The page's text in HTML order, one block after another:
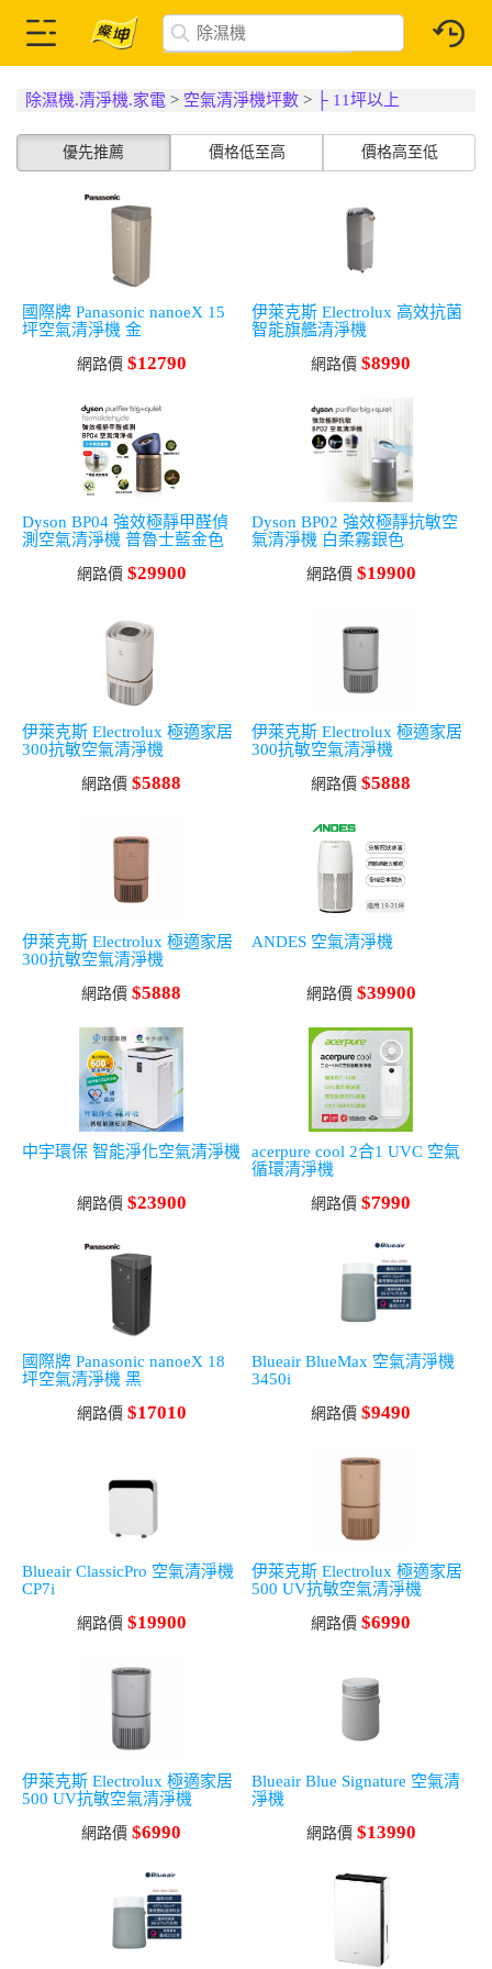
除濕機.清淨機.家電 > 空氣清淨機坪數 > ├ 11坪以上
優先推薦 價格低至高 價格高至低
國際牌 Panasonic nanoeX 15
坪空氣清淨機 金
網路價 $12790
伊萊克斯 Electrolux 高效抗菌
智能旗艦清淨機
網路價 $8990
Dyson BP04 強效極靜甲醛偵
測空氣清淨機 普魯士藍金色
網路價 $29900
Dyson BP02 強效極靜抗敏空
氣清淨機 白柔霧銀色
網路價 $19900
伊萊克斯 Electrolux 極適家居
300抗敏空氣清淨機
網路價 $5888
伊萊克斯 Electrolux 極適家居
300抗敏空氣清淨機
網路價 $5888
伊萊克斯 Electrolux 極適家居
300抗敏空氣清淨機
網路價 $5888
ANDES 空氣清淨機
網路價 $39900
中宇環保 智能淨化空氣清淨機
網路價 $23900
acerpure cool 2合1 UVC 空氣
循環清淨機
網路價 $7990
國際牌 Panasonic nanoeX 18
坪空氣清淨機 黑
網路價 $17010
Blueair BlueMax 空氣清淨機
3450i
網路價 $9490
Blueair ClassicPro 空氣清淨機
CP7i
網路價 $19900
伊萊克斯 Electrolux 極適家居
500 UV抗敏空氣清淨機
網路價 $6990
伊萊克斯 Electrolux 極適家居
500 UV抗敏空氣清淨機
網路價 $6990
Blueair Blue Signature 空氣清
淨機
網路價 $13990